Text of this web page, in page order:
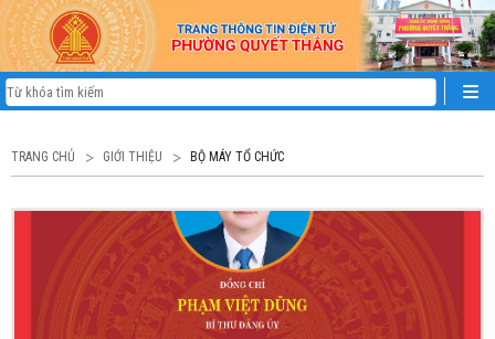
TRANG CHỦ GIỚI THIỆU BỘ MÁY TỔ CHỨC